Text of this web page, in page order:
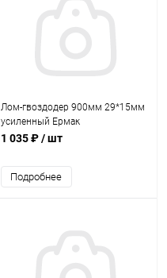
Лом-гвоздодер 900мм 29*15мм
усиленный Ермак
1 035 ₽/ шт
Подробнее